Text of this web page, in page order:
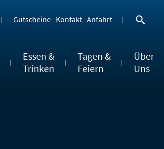
Essen &
Trinken
Tagen &
Feiern
Über
Uns
Gutscheine Kontakt Anfahrt